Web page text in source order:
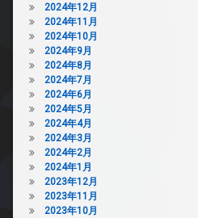
2024年12月
2024年11月
2024年10月
2024年9月
2024年8月
2024年7月
2024年6月
2024年5月
2024年4月
2024年3月
2024年2月
2024年1月
2023年12月
2023年11月
2023年10月